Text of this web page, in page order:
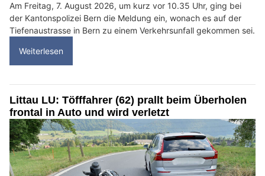
Am Freitag, 7. August 2026, um kurz vor 10.35 Uhr, ging bei
der Kantonspolizei Bern die Meldung ein, wonach es auf der
Tiefenaustrasse in Bern zu einem Verkehrsunfall gekommen sei.
Weiterlesen
Littau LU: Töfffahrer (62) prallt beim Überholen
frontal in Auto und wird verletzt